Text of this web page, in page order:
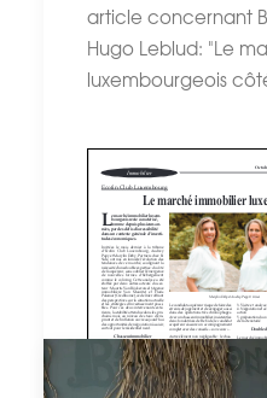
article concernant
Hugo Leblud: "Le
luxembourgeois